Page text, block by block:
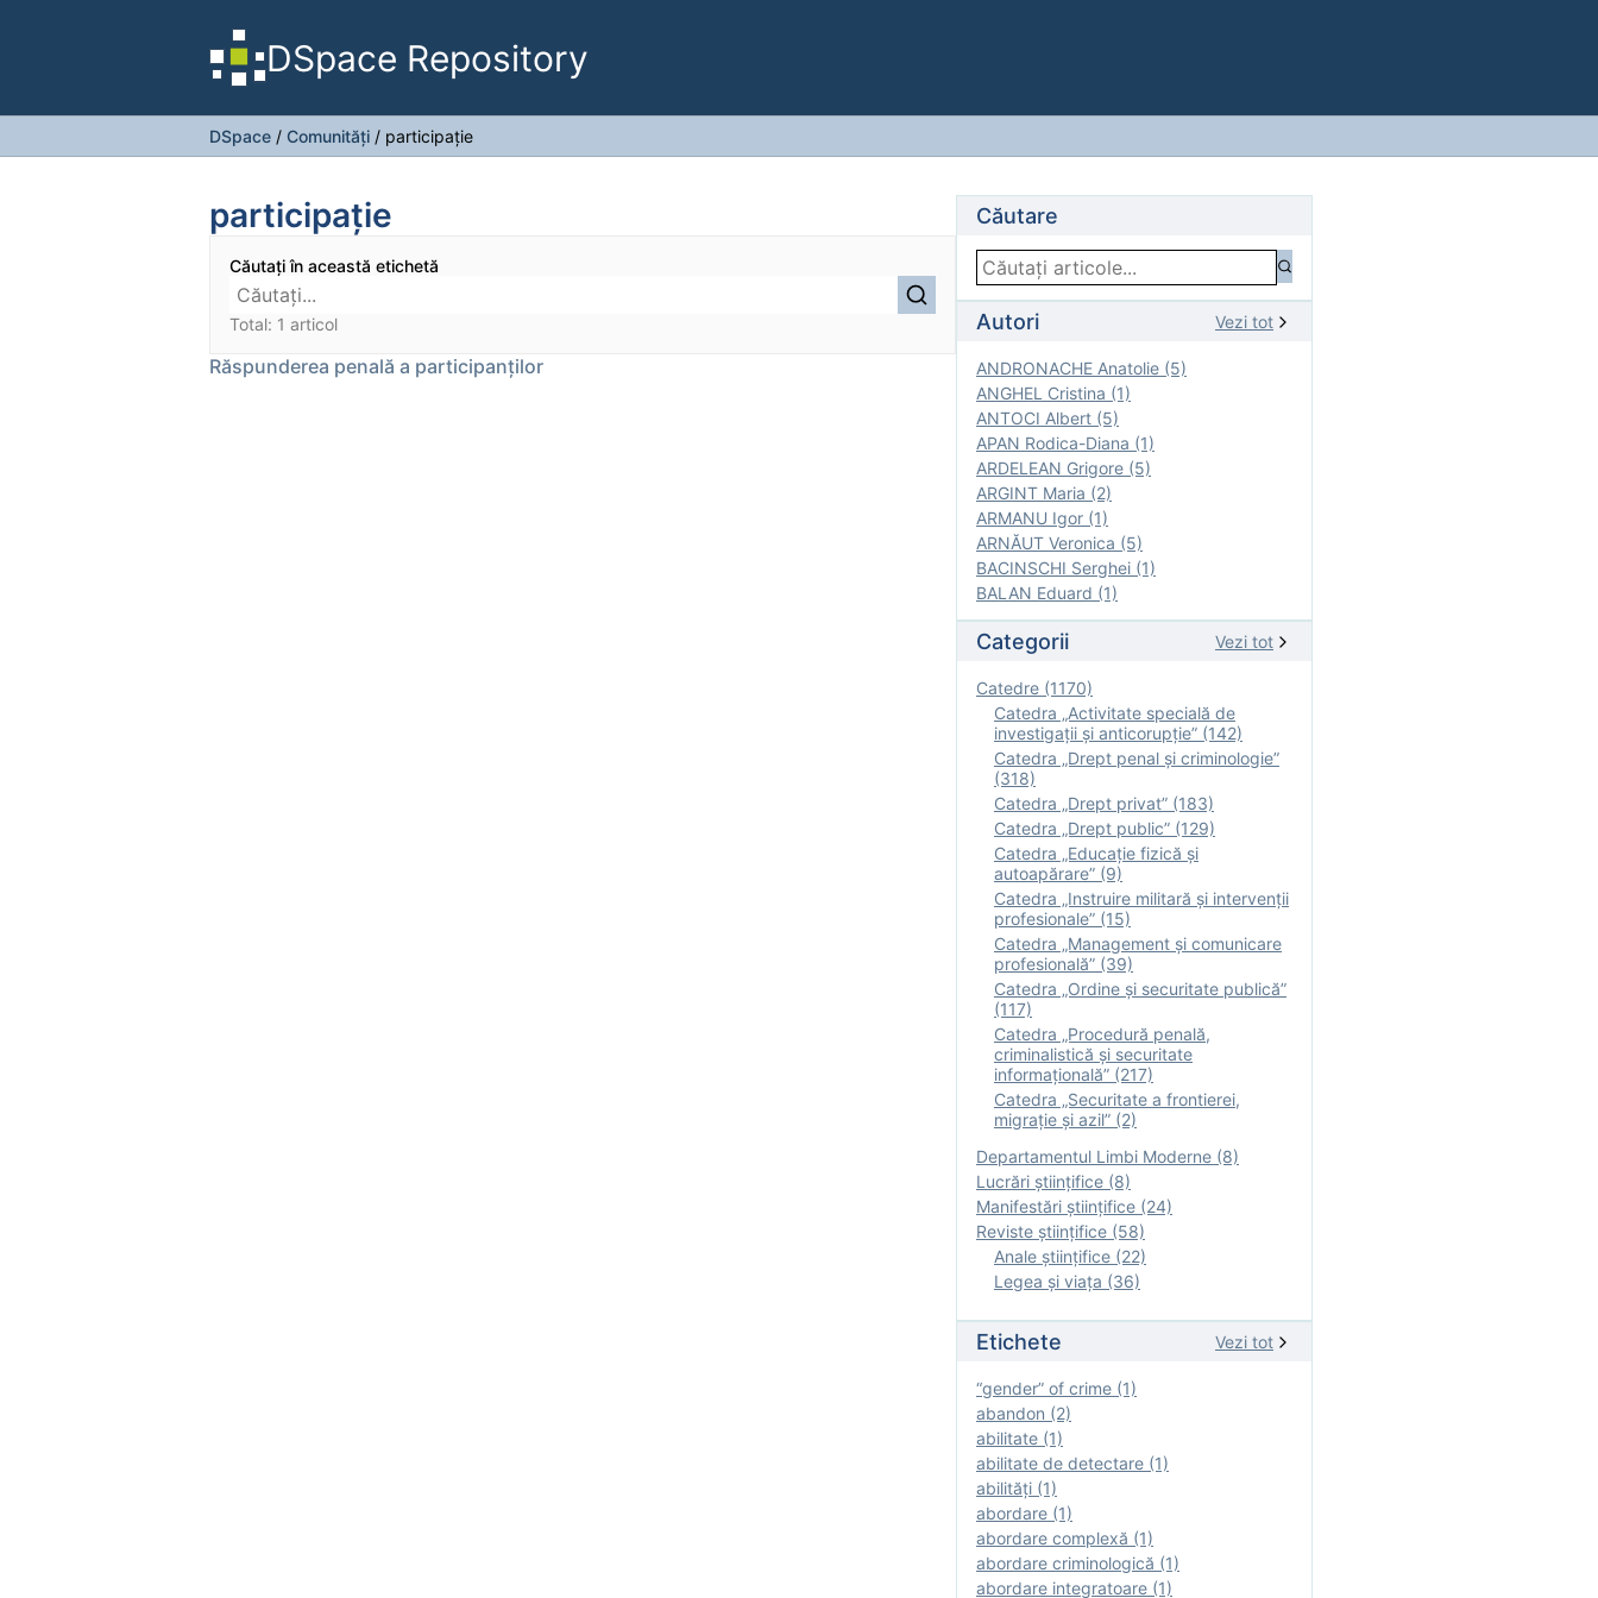
DSpace Repository
DSpace / Comunități / participație
participație
Căutați în această etichetă
Total: 1 articol
Răspunderea penală a participanților
Căutare
Autori Vezi tot
ANDRONACHE Anatolie (5)
ANGHEL Cristina (1)
ANTOCI Albert (5)
APAN Rodica-Diana (1)
ARDELEAN Grigore (5)
ARGINT Maria (2)
ARMANU Igor (1)
ARNĂUT Veronica (5)
BACINSCHI Serghei (1)
BALAN Eduard (1)
Categorii Vezi tot
Catedre (1170)
Catedra „Activitate specială de
investigaţii şi anticorupție” (142)
Catedra „Drept penal și criminologie”
(318)
Catedra „Drept privat” (183)
Catedra „Drept public” (129)
Catedra „Educație fizică şi
autoapărare” (9)
Catedra „Instruire militară şi intervenţii
profesionale” (15)
Catedra „Management și comunicare
profesională” (39)
Catedra „Ordine și securitate publică”
(117)
Catedra „Procedură penală,
criminalistică și securitate
informațională” (217)
Catedra „Securitate a frontierei,
migrație și azil” (2)
Departamentul Limbi Moderne (8)
Lucrări științifice (8)
Manifestări ştiinţifice (24)
Reviste ştiinţifice (58)
Anale ştiinţifice (22)
Legea şi viaţa (36)
Etichete Vezi tot
“gender” of crime (1)
abandon (2)
abilitate (1)
abilitate de detectare (1)
abilităţi (1)
abordare (1)
abordare complexă (1)
abordare criminologică (1)
abordare integratoare (1)